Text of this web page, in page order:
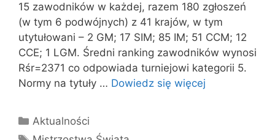
15 zawodników w każdej, razem 180 zgłoszeń
(w tym 6 podwójnych) z 41 krajów, w tym
utytułowani – 2 GM; 17 SIM; 85 IM; 51 CCM; 12
CCE; 1 LGM. Średni ranking zawodników wynosi
Rśr=2371 co odpowiada turniejowi kategorii 5.
Normy na tytuły … Dowiedz się więcej
Kategorie
Aktualności
Tagi